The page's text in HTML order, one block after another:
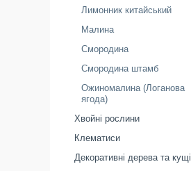
Лимонник китайський
Малина
Смородина
Смородина штамб
Ожиномалина (Логанова
ягода)
Хвойні рослини
Клематиси
Декоративні дерева та кущі